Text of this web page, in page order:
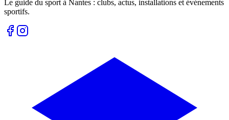
Le guide du sport à Nantes : clubs, actus, installations et événements
sportifs.